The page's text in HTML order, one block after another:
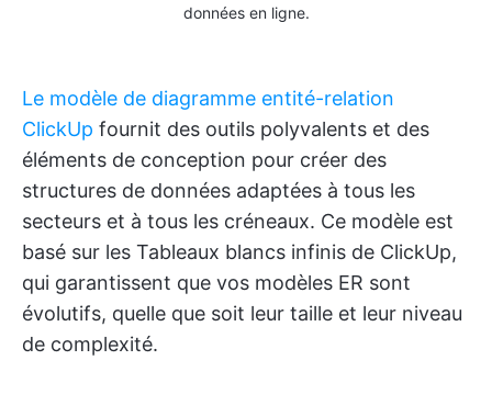
données en ligne.
Le modèle de diagramme entité-relation
ClickUp fournit des outils polyvalents et des
éléments de conception pour créer des
structures de données adaptées à tous les
secteurs et à tous les créneaux. Ce modèle est
basé sur les Tableaux blancs infinis de ClickUp,
qui garantissent que vos modèles ER sont
évolutifs, quelle que soit leur taille et leur niveau
de complexité.